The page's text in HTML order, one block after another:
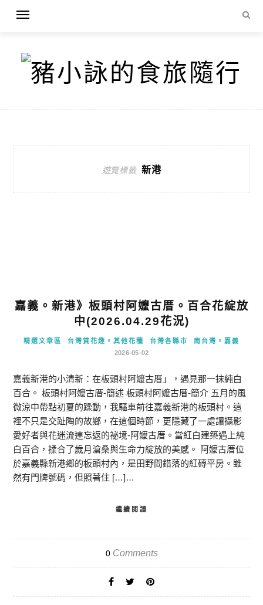
遊覽標籤 新港
嘉義。新港》板頭村阿嬤古厝。百合花綻放
中(2026.04.29花況)
精選文章區 台灣賞花趣。其他花種 台灣各縣市
南台灣。嘉義
2026-05-02
嘉義新港的小清新：在板頭村阿嬤古厝」，遇見那一抹純白
百合。 板頭村阿嬤古厝-簡述 板頭村阿嬤古厝-簡介 五月的風
微涼中帶點初夏的躁動，我驅車前往嘉義新港的板頭村。這
裡不只是交趾陶的故鄉，在這個時節，更隱藏了一處讓攝影
愛好者與花迷流連忘返的祕境-阿嬤古厝。當紅白建築遇上純
白百合，揉合了歲月滄桑與生命力綻放的美感。 阿嬤古厝位
於嘉義縣新港鄉的板頭村內，是田野間錯落的紅磚平房。雖
然有門牌號碼，但照著住 […]…
繼續閱讀
0Comments